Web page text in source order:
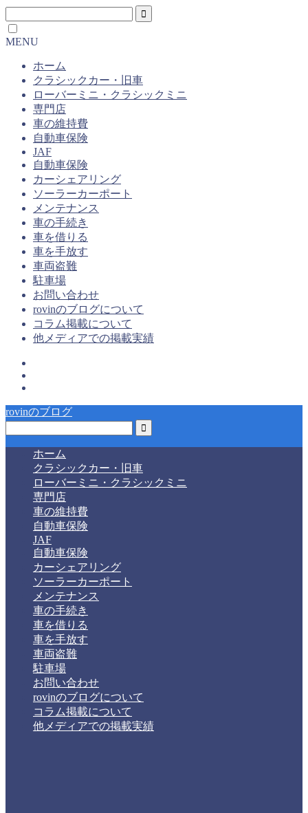
MENU
ホーム
クラシックカー・旧車
ローバーミニ・クラシックミニ
専門店
車の維持費
自動車保険
JAF
自動車保険
カーシェアリング
ソーラーカーポート
メンテナンス
車の手続き
車を借りる
車を手放す
車両盗難
駐車場
お問い合わせ
rovinのブログについて
コラム掲載について
他メディアでの掲載実績
rovinのブログ
ホーム
クラシックカー・旧車
ローバーミニ・クラシックミニ
専門店
車の維持費
自動車保険
JAF
自動車保険
カーシェアリング
ソーラーカーポート
メンテナンス
車の手続き
車を借りる
車を手放す
車両盗難
駐車場
お問い合わせ
rovinのブログについて
コラム掲載について
他メディアでの掲載実績